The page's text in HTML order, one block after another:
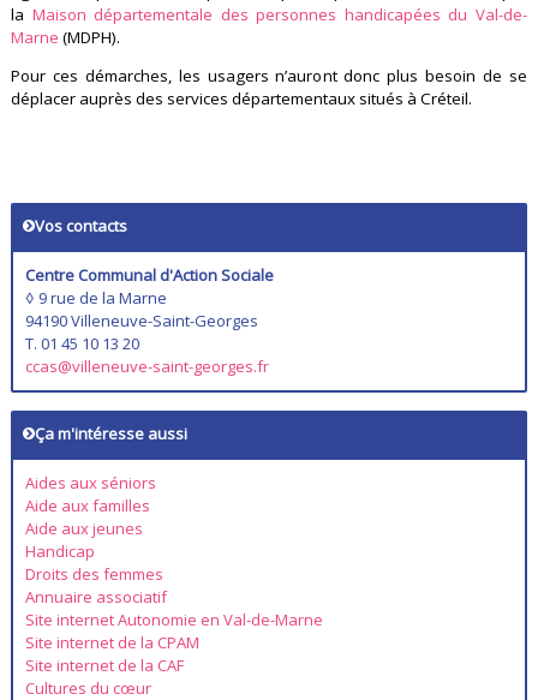
la Maison départementale des personnes handicapées du Val-de-
Marne (MDPH).
Pour ces démarches, les usagers n’auront donc plus besoin de se
déplacer auprès des services départementaux situés à Créteil.
Vos contacts
Centre Communal d'Action Sociale
◊ 9 rue de la Marne
94190 Villeneuve-Saint-Georges
T. 01 45 10 13 20
ccas@villeneuve-saint-georges.fr
Ça m'intéresse aussi
Aides aux séniors
Aide aux familles
Aide aux jeunes
Handicap
Droits des femmes
Annuaire associatif
Site internet Autonomie en Val-de-Marne
Site internet de la CPAM
Site internet de la CAF
Cultures du cœur